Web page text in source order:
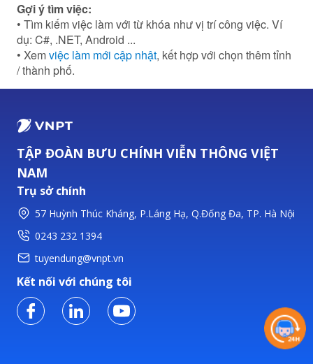
Gợi ý tìm việc:
• Tìm kiếm việc làm với từ khóa như vị trí công việc. Ví
dụ: C#, .NET, Android ...
• Xemviệc làm mới cập nhật, kết hợp với chọn thêm tỉnh
/ thành phố.
TẬP ĐOÀN BƯU CHÍNH VIỄN THÔNG VIỆT
NAM
Trụ sở chính
57 Huỳnh Thúc Kháng, P.Láng Hạ, Q.Đống Đa, TP. Hà Nội
0243 232 1394
tuyendung@vnpt.vn
Kết nối với chúng tôi